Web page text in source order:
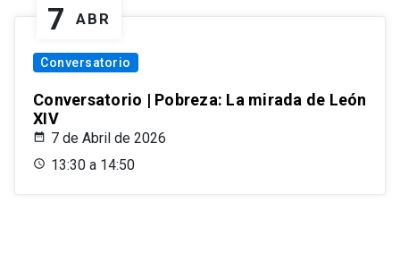
7 ABR
Conversatorio
Conversatorio | Pobreza: La mirada de León
XIV
7 de Abril de 2026
13:30 a 14:50